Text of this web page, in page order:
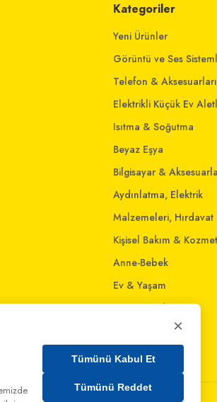
Kategoriler
Yeni Ürünler
Görüntü ve Ses
Telefon & Aksesuarları
Elektrikli Küçük Ev
Isıtma & Soğutma
Beyaz Eşya
Bilgisayar &
Aydınlatma, Elektrik
Malzemeleri, Hırdavat
Kişisel Bakım &
Anne-Bebek
Ev & Yaşam
Giyim ve Aksesuar
Ev İnterneti
×
Tümünü Kabul Et
Tümünü Reddet